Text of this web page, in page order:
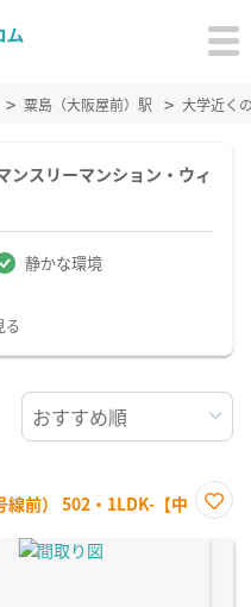
粟島（大阪屋前）駅 大学近く
ンスリーマンション・ウィ
静かな環境
る
前） 502・1LDK-【中
に入